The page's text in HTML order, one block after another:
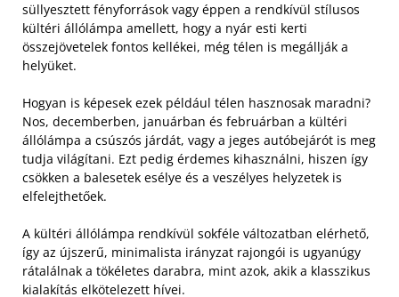
süllyesztett fényforrások vagy éppen a rendkívül stílusos
kültéri állólámpa amellett, hogy a nyár esti kerti
összejövetelek fontos kellékei, még télen is megállják a
helyüket.
Hogyan is képesek ezek például télen hasznosak maradni?
Nos, decemberben, januárban és februárban a kültéri
állólámpa a csúszós járdát, vagy a jeges autóbejárót is meg
tudja világítani. Ezt pedig érdemes kihasználni, hiszen így
csökken a balesetek esélye és a veszélyes helyzetek is
elfelejthetőek.
A kültéri állólámpa rendkívül sokféle változatban elérhető,
így az újszerű, minimalista irányzat rajongói is ugyanúgy
rátalálnak a tökéletes darabra, mint azok, akik a klasszikus
kialakítás elkötelezett hívei.